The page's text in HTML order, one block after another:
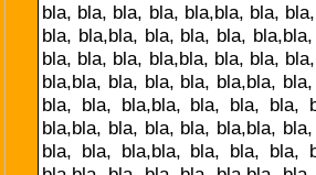
bla, bla, bla, bla, bla,bla, bla,
bla, bla,bla, bla, bla, bla,
bla, bla, bla, bla,bla, bla, bla,
bla,bla, bla, bla, bla, bla,bla,
bla, bla, bla,bla, bla, bla, bla,
bla,bla, bla, bla, bla, bla,bla,
bla, bla, bla,bla, bla, bla, bla,